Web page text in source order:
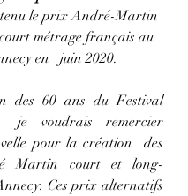
le prix André-Martin
métrage français au
en   juin 2020.
des 60 ans du Festival
je voudrais remercier
pour la création  des
Martin court et long-
Ces prix alternatifs